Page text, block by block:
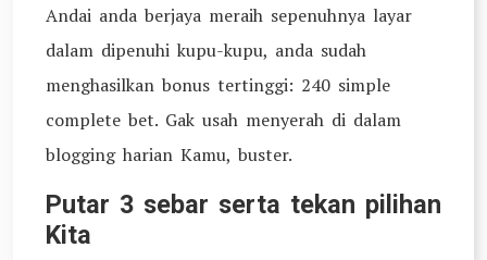
Andai anda berjaya meraih sepenuhnya layar
dalam dipenuhi kupu-kupu, anda sudah
menghasilkan bonus tertinggi: 240 simple
complete bet. Gak usah menyerah di dalam
blogging harian Kamu, buster.
Putar 3 sebar serta tekan pilihan
Kita